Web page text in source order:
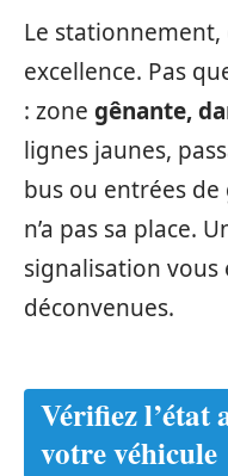
Le stationnement,
excellence. Pas
: zone gênante,
lignes jaunes,
bus ou entrées
n’a pas sa place.
signalisation
déconvenues.
Vérifiez
votre véhicule